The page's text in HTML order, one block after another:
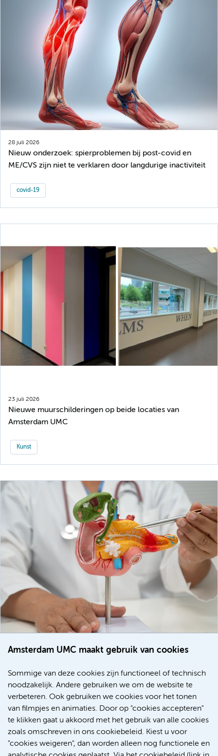
Amsterdam UMC maakt gebruik van cookies
Sommige van deze cookies zijn functioneel of technisch
noodzakelijk. Andere gebruiken we om de website te
verbeteren. Ook gebruiken we cookies voor het tonen
van filmpjes en animaties. Door op "cookies accepteren"
te klikken gaat u akkoord met het gebruik van alle cookies
zoals omschreven in ons cookiebeleid. Kiest u voor
"cookies weigeren", dan worden alleen nog functionele en
28 juli 2026
Nieuw onderzoek: spierproblemen bij post-covid en
ME/CVS zijn niet te verklaren door langdurige inactiviteit
covid-19
23 juli 2026
Nieuwe muurschilderingen op beide locaties van
Amsterdam UMC
Kunst
voor patiënten met alvleesklierkanker verbeteren
Meer